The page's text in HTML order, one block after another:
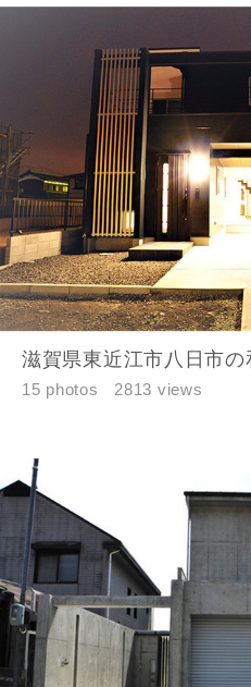
滋賀県東近江市八日市
15 photos 2813 views